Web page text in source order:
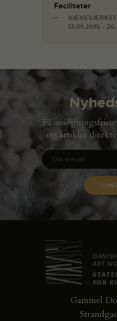
Faciliteter
12.01.2015 -
Få
og artikler
Gammel